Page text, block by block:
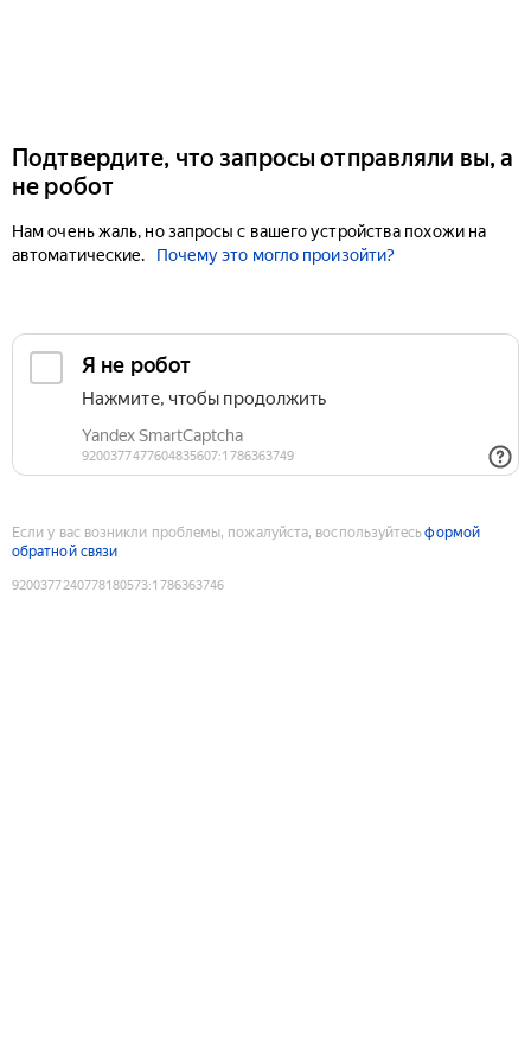
Подтвердите, что запросы отправляли вы, а
не робот
Нам очень жаль, но запросы с вашего устройства похожи на
автоматические.
Почему это могло произойти?
Если у вас возникли проблемы, пожалуйста, воспользуйтесьформой
обратной связи
9200377240778180573:1786363746